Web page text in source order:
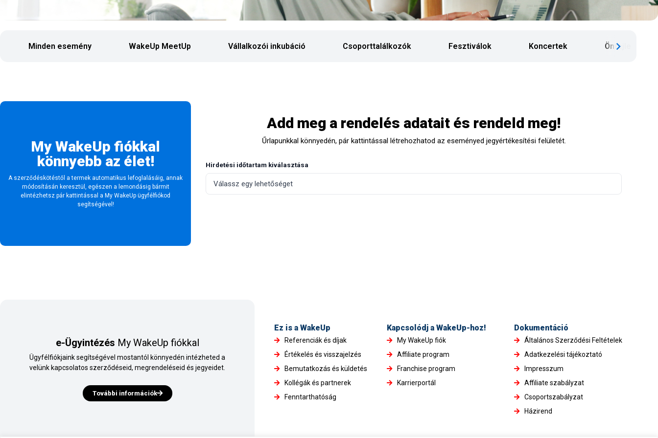
Minden esemény WakeUp MeetUp Vállalkozói inkubáció Csoporttalálkozók Fesztiválok Koncertek Önfejlesztés
My WakeUp fiókkal
könnyebb az élet!
A szerződéskötéstől a termek automatikus lefoglalásáig, annak
módosításán keresztül, egészen a lemondásig bármit
elintézhetsz pár kattintással a My WakeUp ügyfélfiókod
segítségével!
Add meg a rendelés adatait és rendeld meg!
Űrlapunkkal könnyedén, pár kattintással létrehozhatod az eseményed jegyértékesítési felületét.
Hirdetési időtartam kiválasztása
e-Ügyintézés My WakeUp fiókkal
Ügyfélfiókjaink segítségével mostantól könnyedén intézheted a
velünk kapcsolatos szerződéseid, megrendeléseid és jegyeidet.
További információk
Ez is a WakeUp
Referenciák és díjak
Értékelés és visszajelzés
Bemutatkozás és küldetés
Kollégák és partnerek
Fenntarthatóság
Kapcsolódj a WakeUp-hoz!
My WakeUp fiók
Affiliate program
Franchise program
Karrierportál
Dokumentáció
Általános Szerződési Feltételek
Adatkezelési tájékoztató
Impresszum
Affiliate szabályzat
Csoportszabályzat
Házirend